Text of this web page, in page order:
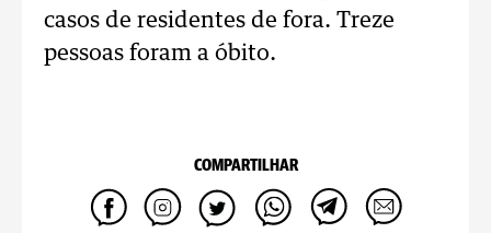
casos de residentes de fora. Treze
pessoas foram a óbito.
COMPARTILHAR